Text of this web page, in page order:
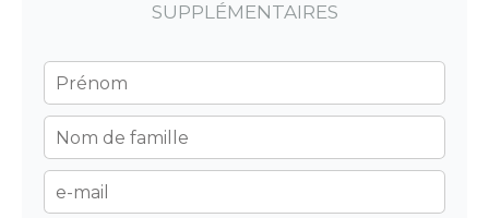
SUPPLÉMENTAIRES